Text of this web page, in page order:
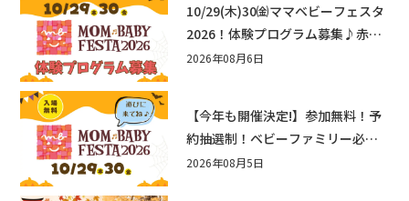
10/29(木)30㈮ママベビーフェスタ
2026！体験プログラム募集♪赤ち
ゃん向けイベントに出演しません
2026年08月6日
【今年も開催決定!】参加無料！予
約抽選制！ベビーファミリー必見
☆入場無料☆10/29(木)30(金)ママ
2026年08月5日